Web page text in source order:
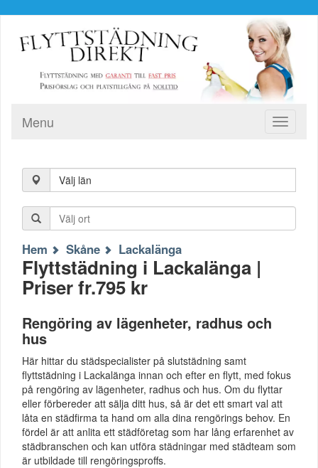
Toggle
Menu
Välj län
Hem Skåne Lackalänga
Flyttstädning i Lackalänga |
Priser fr.795 kr
Rengöring av lägenheter, radhus och
hus
Här hittar du städspecialister på slutstädning samt
flyttstädning i Lackalänga innan och efter en flytt, med fokus
på rengöring av lägenheter, radhus och hus. Om du flyttar
eller förbereder att sälja ditt hus, så är det ett smart val att
låta en städfirma ta hand om alla dina rengörings behov. En
fördel är att anlita ett städföretag som har lång erfarenhet av
städbranschen och kan utföra städningar med städteam som
är utbildade till rengöringsproffs.